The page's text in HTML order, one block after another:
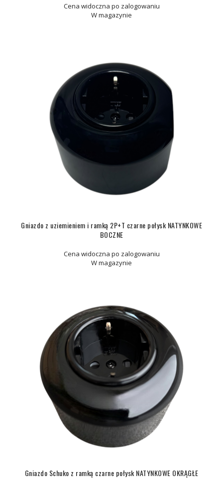
Cena widoczna po zalogowaniu
W magazynie
Gniazdo z uziemieniem i ramką 2P+T czarne połysk NATYNKOWE
BOCZNE
Cena widoczna po zalogowaniu
W magazynie
Gniazdo Schuko z ramką czarne połysk NATYNKOWE OKRĄGŁE